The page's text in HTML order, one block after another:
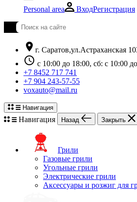
Personal area ВходРегистрация
location_on г. Саратов,ул.Астраханская
schedule с 10:00 до 18:00, сб: с 10:00
+7 8452 717 741
+7 904 243-57-55
voxauto@mail.ru
Навигация
Навигация Назад Закрыть
Грили
Газовые грили
Угольные грили
Электрические грили
Аксессуары и розжиг для